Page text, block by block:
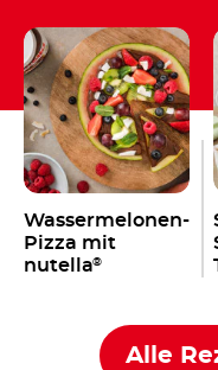
Wassermelonen-
Pizza mit
nutella®
Alle